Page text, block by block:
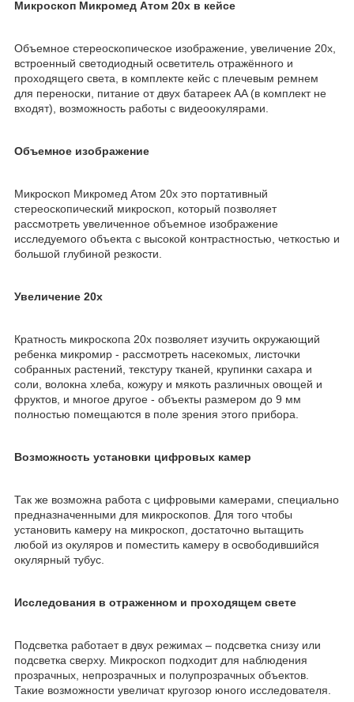
Микроскоп Микромед Атом 20x в кейсе
Объемное стереоскопическое изображение, увеличение 20х,
встроенный светодиодный осветитель отражённого и
проходящего света, в комплекте кейс с плечевым ремнем
для переноски, питание от двух батареек AA (в комплект не
входят), возможность работы с видеоокулярами.
Объемное изображение
Микроскоп Микромед Атом 20x это портативный
стереоскопический микроскоп, который позволяет
рассмотреть увеличенное объемное изображение
исследуемого объекта с высокой контрастностью, четкостью и
большой глубиной резкости.
Увеличение 20х
Кратность микроскопа 20х позволяет изучить окружающий
ребенка микромир - рассмотреть насекомых, листочки
собранных растений, текстуру тканей, крупинки сахара и
соли, волокна хлеба, кожуру и мякоть различных овощей и
фруктов, и многое другое - объекты размером до 9 мм
полностью помещаются в поле зрения этого прибора.
Возможность установки цифровых камер
Так же возможна работа с цифровыми камерами, специально
предназначенными для микроскопов. Для того чтобы
установить камеру на микроскоп, достаточно вытащить
любой из окуляров и поместить камеру в освободившийся
окулярный тубус.
Исследования в отраженном и проходящем свете
Подсветка работает в двух режимах – подсветка снизу или
подсветка сверху. Микроскоп подходит для наблюдения
прозрачных, непрозрачных и полупрозрачных объектов.
Такие возможности увеличат кругозор юного исследователя.